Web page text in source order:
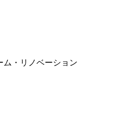
ム・リノベーション